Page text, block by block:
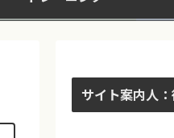
サイト案内人